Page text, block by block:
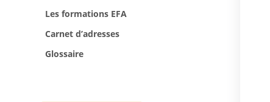
Les formations EFA
Carnet d’adresses
Glossaire